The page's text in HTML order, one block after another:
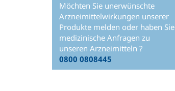
Möchten Sie unerwünschte
Arzneimittelwirkungen unserer
Produkte melden oder haben Sie
medizinische Anfragen zu
unseren Arzneimitteln ?
0800 0808445